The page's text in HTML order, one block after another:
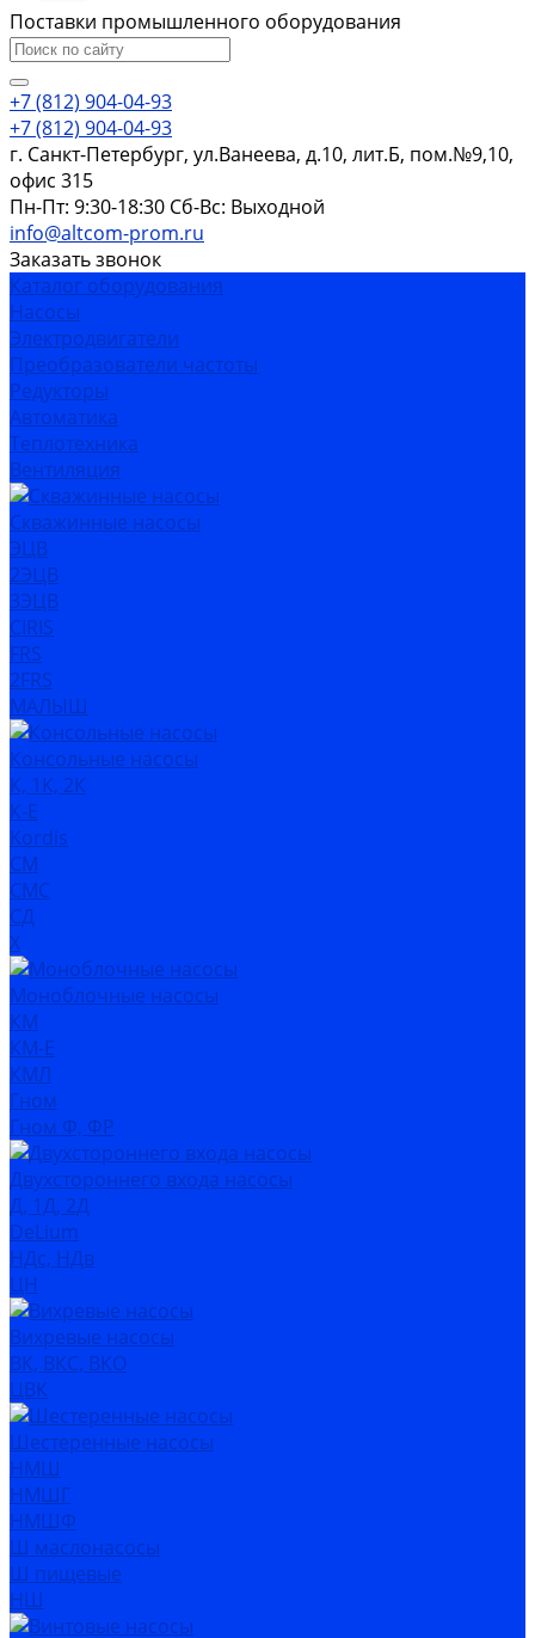
Поставки промышленного оборудования
+7 (812) 904-04-93
+7 (812) 904-04-93
г. Санкт-Петербург, ул.Ванеева, д.10, лит.Б, пом.№9,10,
офис 315
Пн-Пт: 9:30-18:30 Cб-Вс: Выходной
info@altcom-prom.ru
Заказать звонок
Каталог оборудования
Насосы
Электродвигатели
Преобразователи частоты
Редукторы
Автоматика
Теплотехника
Вентиляция
Скважинные насосы
ЭЦВ
2ЭЦВ
3ЭЦВ
CIRIS
FRS
2FRS
МАЛЫШ
Консольные насосы
К, 1К, 2К
К-Е
Kordis
СМ
СМС
СД
Х
Моноблочные насосы
КМ
КМ-Е
КМЛ
Гном
Гном Ф, ФР
Двухстороннего входа насосы
Д, 1Д, 2Д
DeLium
НДс, НДв
ЦН
Вихревые насосы
ВК, ВКС, ВКО
ЦВК
Шестеренные насосы
НМШ
НМШГ
НМШФ
Ш маслонасосы
Ш пищевые
НШ